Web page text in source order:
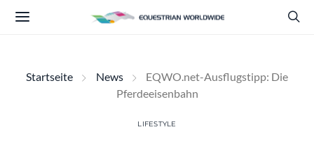
Startseite News
EQWO.net-Ausflugstipp: Die
Pferdeeisenbahn
LIFESTYLE